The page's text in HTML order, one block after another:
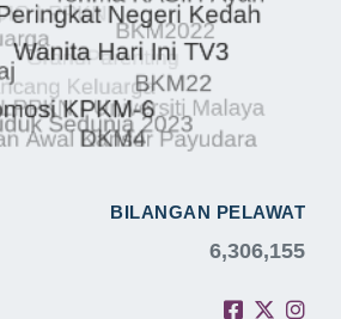
BILANGAN PELAWAT
6,306,155